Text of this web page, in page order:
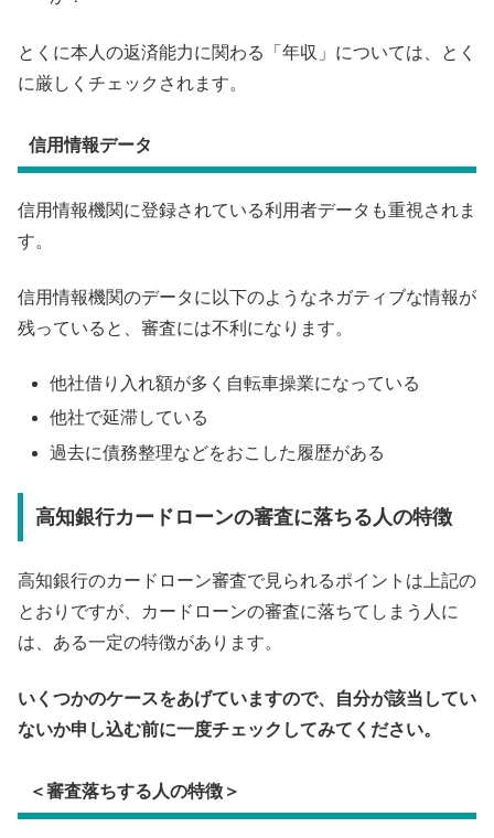
とくに本人の返済能力に関わる「年収」については、とく
に厳しくチェックされます。
信用情報データ
信用情報機関に登録されている利用者データも重視されま
す。
信用情報機関のデータに以下のようなネガティブな情報が
残っていると、審査には不利になります。
他社借り入れ額が多く自転車操業になっている
他社で延滞している
過去に債務整理などをおこした履歴がある
高知銀行カードローンの審査に落ちる人の特徴
高知銀行のカードローン審査で見られるポイントは上記の
とおりですが、カードローンの審査に落ちてしまう人に
は、ある一定の特徴があります。
いくつかのケースをあげていますので、自分が該当してい
ないか申し込む前に一度チェックしてみてください。
＜審査落ちする人の特徴＞